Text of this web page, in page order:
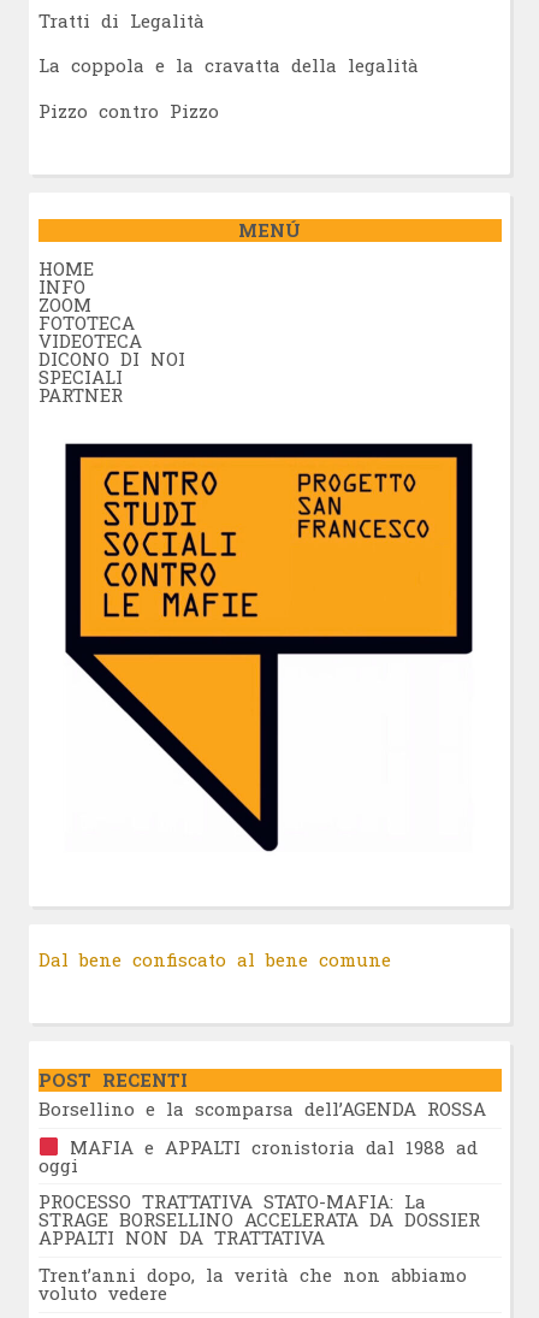
Tratti di Legalità
La coppola e la cravatta della legalità
Pizzo contro Pizzo
MENÚ
HOME
INFO
ZOOM
FOTOTECA
VIDEOTECA
DICONO DI NOI
SPECIALI
PARTNER
Dal bene confiscato al bene comune
POST RECENTI
Borsellino e la scomparsa dell’AGENDA ROSSA
MAFIA e APPALTI cronistoria dal 1988 ad
oggi
PROCESSO TRATTATIVA STATO-MAFIA: La
STRAGE BORSELLINO ACCELERATA DA DOSSIER
APPALTI NON DA TRATTATIVA
Trent’anni dopo, la verità che non abbiamo
voluto vedere